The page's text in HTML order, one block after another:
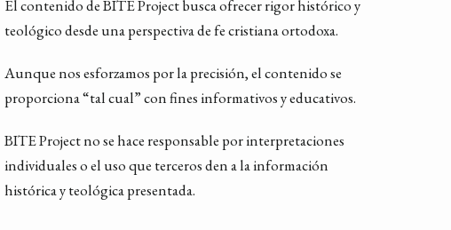
El contenido de BITE Project busca ofrecer rigor histórico y
teológico desde una perspectiva de fe cristiana ortodoxa.
Aunque nos esforzamos por la precisión, el contenido se
proporciona “tal cual” con fines informativos y educativos.
BITE Project no se hace responsable por interpretaciones
individuales o el uso que terceros den a la información
histórica y teológica presentada.